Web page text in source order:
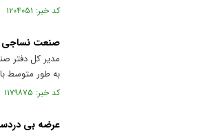
کد خبر: ۱۲۰۴۰۵۱ تاریخ انتشار : ۱۴۰۲/۰۹/۲۲
صنعت نساجی
به طور متوسط
کد خبر: ۱۱۷۹۸۷۵ تاریخ انتشار : ۱۴۰۲/۰۵/۲۹
عرضه بی